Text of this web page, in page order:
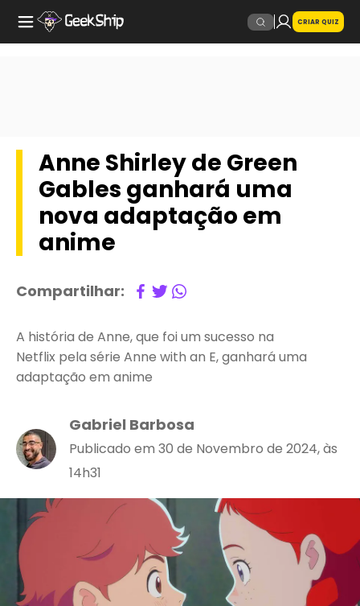
CRIAR QUIZ
Anne Shirley de Green
Gables ganhará uma
nova adaptação em
anime
Compartilhar:
A história de Anne, que foi um sucesso na
Netflix pela série Anne with an E, ganhará uma
adaptação em anime
Gabriel Barbosa
Publicado em 30 de Novembro de 2024, às
14h31